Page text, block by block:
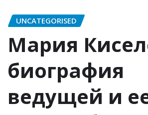
UNCATEGORISED
Мария
биография
ведущей и